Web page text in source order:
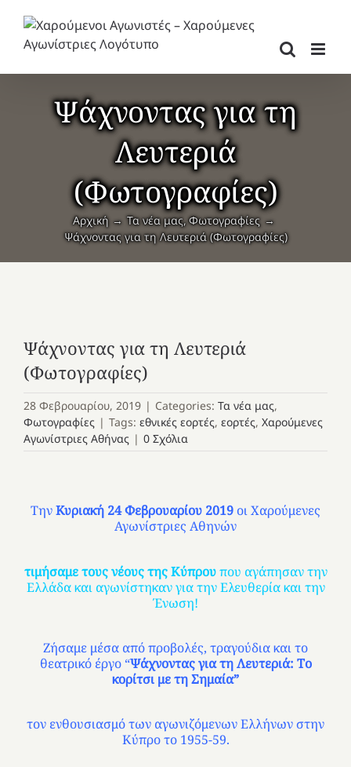
περιεχόμενο
Ψάχνοντας για τη
Λευτεριά
(Φωτογραφίες)
Αρχική Τα νέα μας Φωτογραφίες
Ψάχνοντας για τη Λευτεριά (Φωτογραφίες)
Ψάχνοντας για τη Λευτεριά
(Φωτογραφίες)
28 Φεβρουαρίου, 2019 | Categories: Τα νέα μας,
Φωτογραφίες | Tags: εθνικές εορτές, εορτές, Χαρούμενες
Αγωνίστριες Αθήνας | 0 Σχόλια
ΤηνΚυριακή 24 Φεβρουαρίου 2019 οι Χαρούμενες
Αγωνίστριες Αθηνών
τιμήσαμε τους νέους της Κύπρουπου αγάπησαν την
Ελλάδα και αγωνίστηκαν για την Ελευθερία και την
Ένωση!
Ζήσαμε μέσα από προβολές, τραγούδια και το
θεατρικό έργο “Ψάχνοντας για τη Λευτεριά: Το
κορίτσι με τη Σημαία”
τον ενθουσιασμό των αγωνιζόμενων Ελλήνων στην
Κύπρο το 1955-59.